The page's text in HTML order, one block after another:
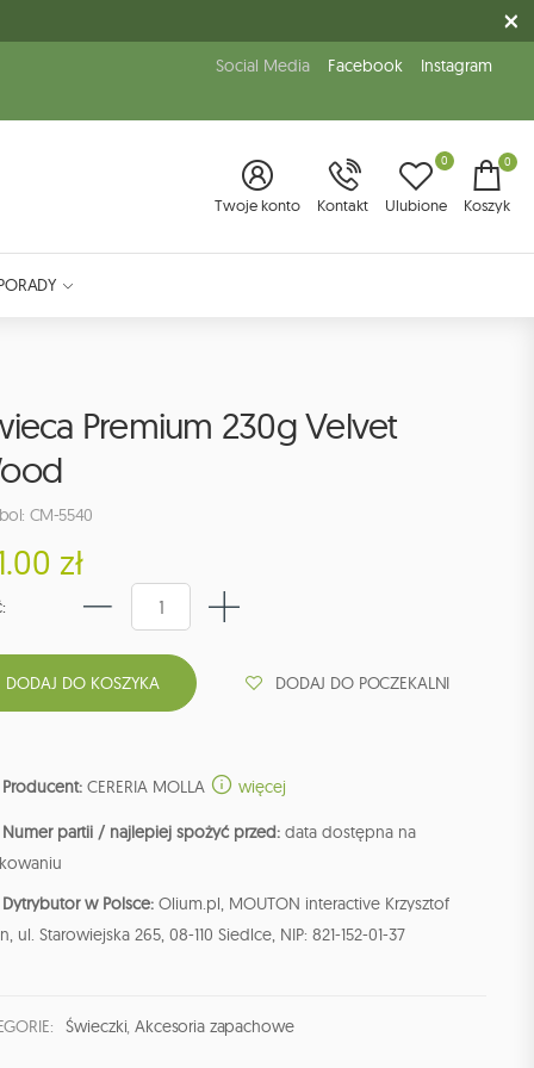
Social Media Facebook Instagram
Twoje konto Kontakt Ulubione
0 0
Koszyk
Premium 230g Velvet
CM-5540
zł
DODAJ DO POCZEKALNI
Producent: CERERIA MOLLA więcej
Numer partii / najlepiej spożyć przed: data dostępna na
Dytrybutor w Polsce: Olium.pl, MOUTON interactive Krzysztof
ul. Starowiejska 265, 08-110 Siedlce, NIP: 821-152-01-37
Świeczki,Akcesoria zapachowe